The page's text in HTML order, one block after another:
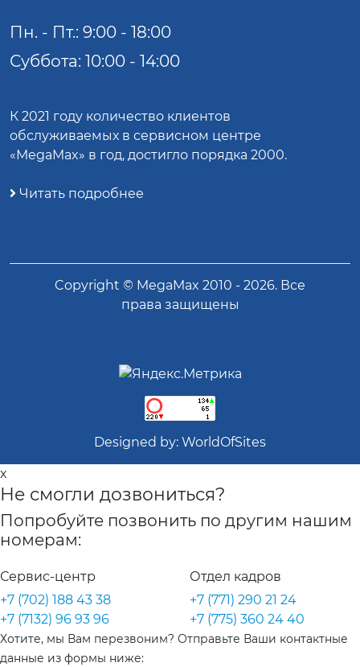
Пн. - Пт.: 9:00 - 18:00
Суббота: 10:00 - 14:00
К 2021 году количество клиентов
обслуживаемых в сервисном центре
«MegaMax» в год, достигло порядка 2000.
Читать подробнее
Copyright © MegaMax 2010 - 2026. Все
права защищены
Designed by: WorldOfSites
x
Не смогли дозвониться?
Попробуйте позвонить по другим нашим
номерам:
Сервис-центр
+7 (702) 188 43 38
+7 (7132) 96 93 96
Отдел кадров
+7 (771) 290 21 24
+7 (775) 360 24 40
Хотите, мы Вам перезвоним? Отправьте Ваши контактные
данные из формы ниже: